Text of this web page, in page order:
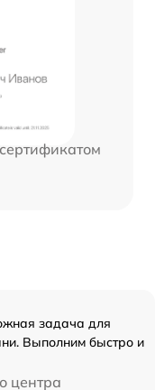
задача для
Выполним быстро и
центра